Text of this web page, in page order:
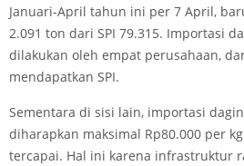
Januari-April tahun ini per 7 April,
2.091 ton dari SPI 79.315. Importasi
dilakukan oleh empat perusahaan,
mendapatkan SPI.
Sementara di sisi lain, importasi
diharapkan maksimal Rp80.000 per
tercapai. Hal ini karena infrastruktur